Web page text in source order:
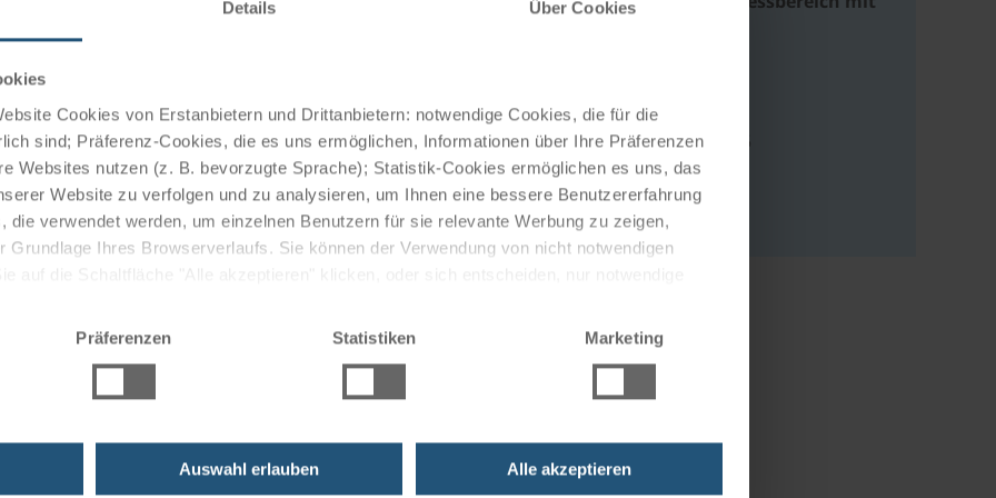
Details Über Cookies
Cookies von Erstanbietern und Drittanbietern: notwendige Cookies, die für die
sind; Präferenz-Cookies, die es uns ermöglichen, Informationen über Ihre Präferenzen
Websites nutzen (z. B. bevorzugte Sprache); Statistik-Cookies ermöglichen es uns, das
Website zu verfolgen und zu analysieren, um Ihnen eine bessere Benutzererfahrung
die verwendet werden, um einzelnen Benutzern für sie relevante Werbung zu zeigen,
Grundlage Ihres Browserverlaufs. Sie können der Verwendung von nicht notwendigen
Präferenzen Statistiken Marketing
Auswahl erlauben Alle akzeptieren
exclusively pampers hotel guests with light,
from the region, refined with spices from
recipes.
with a textile-free sauna oasis impresses with a
sun loungers on the lakeshore, and direct lake access;
wellness offerings.
Karl-Wolf-Straße 35
78315 Radolfzell
Deutschland